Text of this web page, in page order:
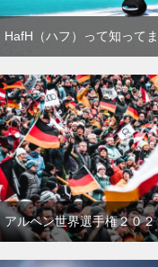
HafH（ハフ）って知って
アルペン世界選手権２０